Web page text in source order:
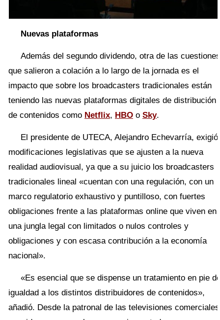
Nuevas plataformas
Además del segundo dividendo, otra de las cuestiones
que salieron a colación a lo largo de la jornada es el
impacto que sobre los broadcasters tradicionales están
teniendo las nuevas plataformas digitales de distribución
de contenidos como Netflix, HBO o Sky.
El presidente de UTECA, Alejandro Echevarría, exigió
modificaciones legislativas que se ajusten a la nueva
realidad audiovisual, ya que a su juicio los broadcasters
tradicionales lineal «cuentan con una regulación, con un
marco regulatorio exhaustivo y puntilloso, con fuertes
obligaciones frente a las plataformas online que viven en
una jungla legal con limitados o nulos controles y
obligaciones y con escasa contribución a la economía
nacional».
«Es esencial que se dispense un tratamiento en pie
igualdad a los distintos distribuidores de contenidos»,
añadió. Desde la patronal de las televisiones comerciales